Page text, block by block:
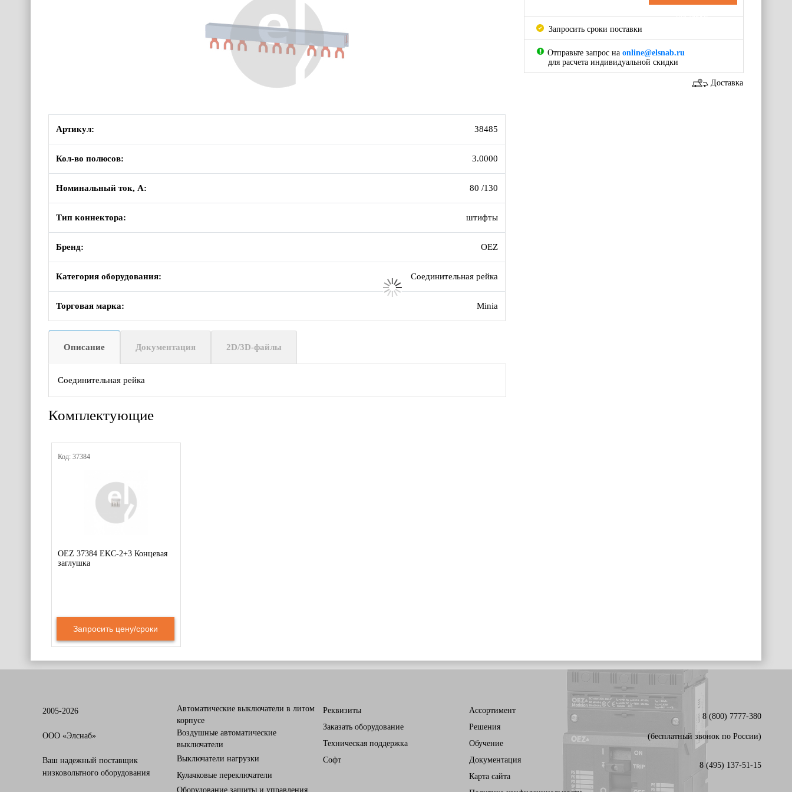
Артикул: 38485
Кол-во полюсов: 3.0000
Номинальный ток, А: 80 /130
Тип коннектора: штифты
Бренд: OEZ
Категория оборудования: Соединительная рейка
Торговая марка: Minia
Описание Документация 2D/3D-файлы
Соединительная рейка
поставки
Запросить сроки поставки
Отправьте запрос на online@elsnab.ru
для расчета индивидуальной скидки
Доставка
Комплектующие
Код: 37384
OEZ 37384 EKC-2+3 Концевая
заглушка
Запросить цену/сроки
2005-2026
OOO «Элснаб»
Ваш надежный поставщик
низковольтного оборудования
Автоматические выключатели в литом
корпусе
Воздушные автоматические
выключатели
Выключатели нагрузки
Кулачковые переключатели
Оборудование защиты и управления
Реквизиты
Заказать оборудование
Техническая поддержка
Софт
Ассортимент
Решения
Обучение
Документация
Карта сайта
8 (800) 7777-380
(бесплатный звонок по России)
8 (495) 137-51-15